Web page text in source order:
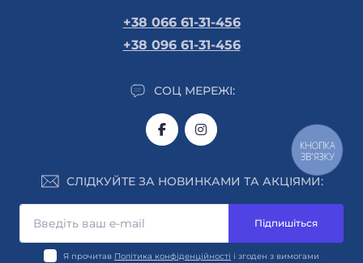
+38 066 61-31-456
+38 096 61-31-456
СОЦ МЕРЕЖІ:
СЛІДКУЙТЕ ЗА НОВИНКАМИ ТА АКЦІЯМИ:
Підпишіться
Я прочитав Політика конфіденційності і згоден з вимогами
КНОПКА
ЗВ'ЯЗКУ